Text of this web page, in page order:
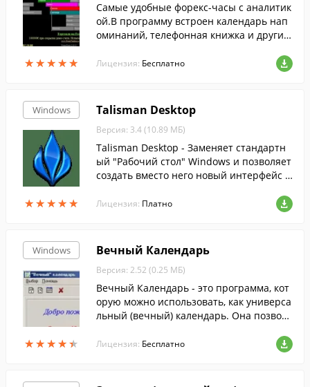
★★★★★
★★★★★
Самые удобные форекс-часы с аналитик
ой.В программу встроен календарь нап
оминаний, телефонная книжка и другие
Лицензия: Бесплатно
Windows
★★★★★
★★★★★
Talisman Desktop
Версия: 3.4 (10.89 МБ)
Talisman Desktop - Заменяет стандартн
ый "Рабочий стол" Windows и позволяет
создать вместо него новый интерфейс л
Лицензия: Платно
Windows
★★★★★
★★★★★
Вечный Календарь
Версия: 2.52 (0.25 МБ)
Вечный Календарь - это программа, кот
орую можно использовать, как универса
льный (вечный) календарь. Она позволя
щей Вас даты.
Лицензия: Бесплатно